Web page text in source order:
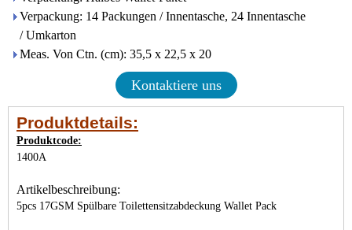
Verpackung: 14 Packungen / Innentasche, 24 Innentasche
/ Umkarton
Meas. Von Ctn. (cm): 35,5 x 22,5 x 20
Kontaktiere uns
Produktdetails:
Produktcode:
1400A
Artikelbeschreibung:
5pcs 17GSM Spülbare Toilettensitzabdeckung Wallet Pack